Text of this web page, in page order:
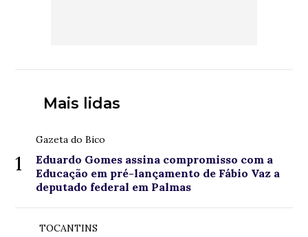
Mais lidas
1
Gazeta do Bico
Eduardo Gomes assina compromisso com a
Educação em pré-lançamento de Fábio Vaz a
deputado federal em Palmas
TOCANTINS